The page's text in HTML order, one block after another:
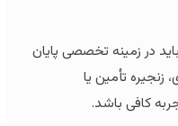
زمینه تخصصی پایان
تأمین یا
باشد.